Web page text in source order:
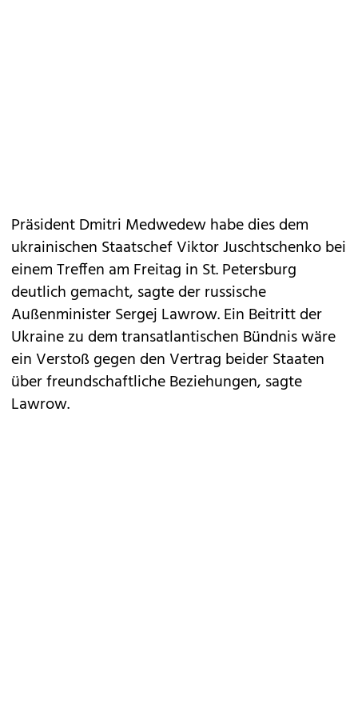
Präsident Dmitri Medwedew habe dies dem
ukrainischen Staatschef Viktor Juschtschenko bei
einem Treffen am Freitag in St. Petersburg
deutlich gemacht, sagte der russische
Außenminister Sergej Lawrow. Ein Beitritt der
Ukraine zu dem transatlantischen Bündnis wäre
ein Verstoß gegen den Vertrag beider Staaten
über freundschaftliche Beziehungen, sagte
Lawrow.